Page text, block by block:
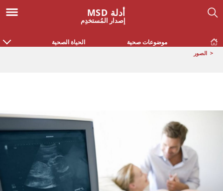
أدلة MSD
إصدار المُستخدِم
موضوعات صحية الحياة الصحية
< الصور